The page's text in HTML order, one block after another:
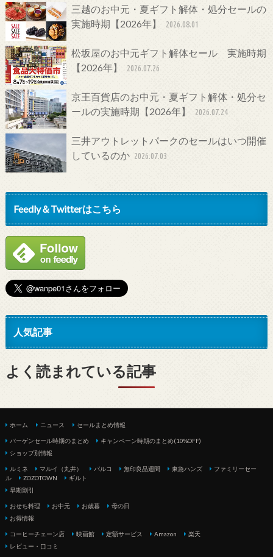
三越のお中元・夏ギフト解体・処分セールの
実施時期【2026年】
2026.08.01
松坂屋のお中元ギフト解体セール 実施時期
【2026年】
2026.07.26
京王百貨店のお中元・夏ギフト解体・処分セ
ールの実施時期【2026年】
2026.07.24
三井アウトレットパークのセールはいつ開催
しているのか 2026.07.03
Feedly＆Twitterはこちら
人気記事
よく読まれている記事
ホーム ニュース セールまとめ情報
バーゲンセール時期のまとめ
キャンペーン時期のまとめ(10%OFF)
ショップ別情報
ルミネ マルイ（丸井） パルコ 無印良品週間 東急ハンズ
ファミリーセー
ル
ZOZOTOWN
ギルト
早期割引
おせち料理 お中元 お歳暮
母の日
お得情報
コーヒーチェーン店 映画館 定額サービス Amazon
楽天
レビュー・口コミ